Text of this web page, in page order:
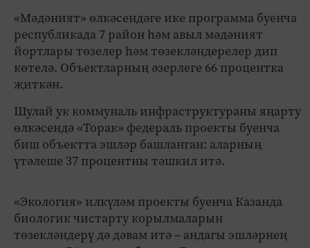
«Мәдәният» өлкәсендәге ике программа буенча
республикада 7 район һәм авыл мәдәният
йортлары төзелер һәм төзекләндерелер дип
көтелә. Объектларның әзерлеге 66 процентка
җиткән.
Шулай ук коммуналь инфраструктураны яңарту
өлкәсендә «Торак» федераль проекты буенча
биш объектта эшләр башланган: аларның
үтәлеше 37 процентны тәшкил итә.
«Экология» илкүләм проекты буенча Казанда
биологик чистарту корылмаларын
төзекләндерү дә дәвам итә – андагы эшләрнең